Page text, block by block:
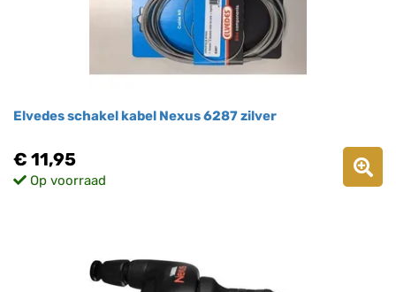
Elvedes schakel kabel Nexus 6287 zilver
€ 11,95
Op voorraad